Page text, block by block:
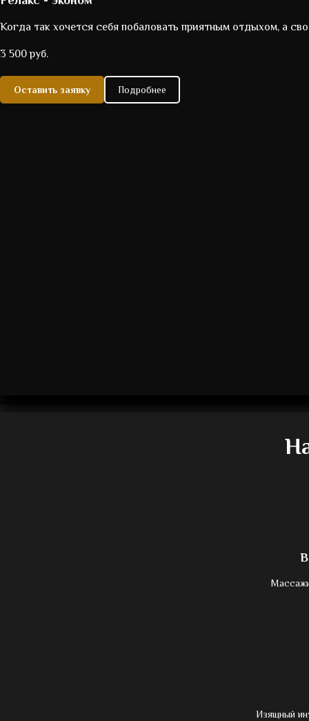
Когда так хочется себя побаловать приятным отдыхом, а
3 500 руб.
Оставить заявку Подробнее
Изящный